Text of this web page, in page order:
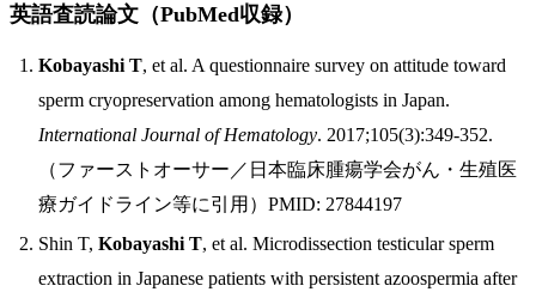
英語査読論文（PubMed収録）
Kobayashi T, et al. A questionnaire survey on attitude toward
sperm cryopreservation among hematologists in Japan.
International Journal of Hematology. 2017;105(3):349-352.
（ファーストオーサー／日本臨床腫瘍学会がん・生殖医
療ガイドライン等に引用）PMID: 27844197
Shin T, Kobayashi T, et al. Microdissection testicular sperm
extraction in Japanese patients with persistent azoospermia after